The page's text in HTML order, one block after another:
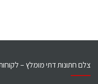
צלם חתונות דתי מומלץ –